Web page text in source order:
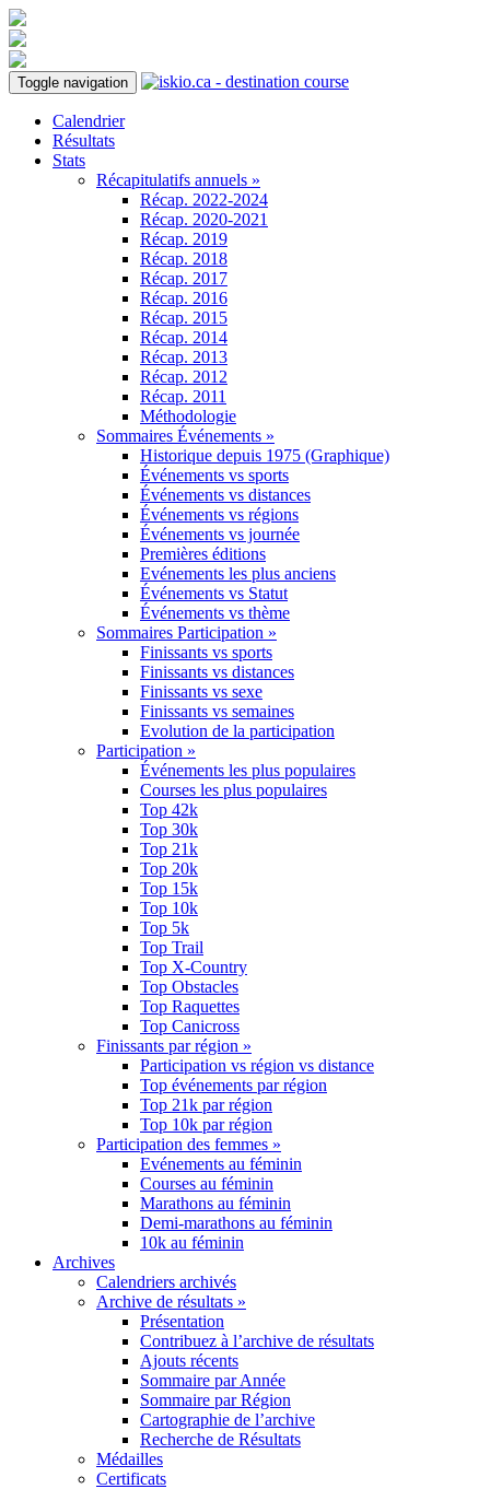
Toggle navigation
Calendrier
Résultats
Stats
Récapitulatifs annuels »
Récap. 2022-2024
Récap. 2020-2021
Récap. 2019
Récap. 2018
Récap. 2017
Récap. 2016
Récap. 2015
Récap. 2014
Récap. 2013
Récap. 2012
Récap. 2011
Méthodologie
Sommaires Événements »
Historique depuis 1975 (Graphique)
Événements vs sports
Événements vs distances
Événements vs régions
Événements vs journée
Premières éditions
Evénements les plus anciens
Événements vs Statut
Événements vs thème
Sommaires Participation »
Finissants vs sports
Finissants vs distances
Finissants vs sexe
Finissants vs semaines
Evolution de la participation
Participation »
Événements les plus populaires
Courses les plus populaires
Top 42k
Top 30k
Top 21k
Top 20k
Top 15k
Top 10k
Top 5k
Top Trail
Top X-Country
Top Obstacles
Top Raquettes
Top Canicross
Finissants par région »
Participation vs région vs distance
Top événements par région
Top 21k par région
Top 10k par région
Participation des femmes »
Evénements au féminin
Courses au féminin
Marathons au féminin
Demi-marathons au féminin
10k au féminin
Archives
Calendriers archivés
Archive de résultats »
Présentation
Contribuez à l’archive de résultats
Ajouts récents
Sommaire par Année
Sommaire par Région
Cartographie de l’archive
Recherche de Résultats
Médailles
Certificats